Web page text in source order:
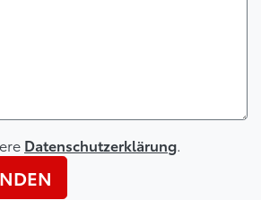
Datenschutzerklärung.